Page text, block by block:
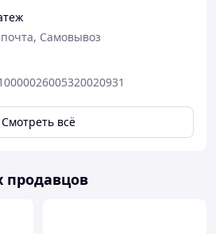
Самовывоз
Смотреть всё
продавцов